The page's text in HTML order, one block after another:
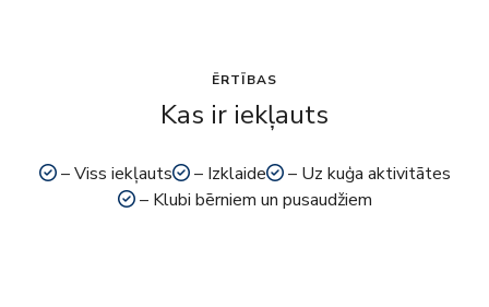
ĒRTĪBAS
Kas ir iekļauts
– Viss iekļauts – Izklaide
– Uz kuģa aktivitātes
– Klubi bērniem un pusaudžiem